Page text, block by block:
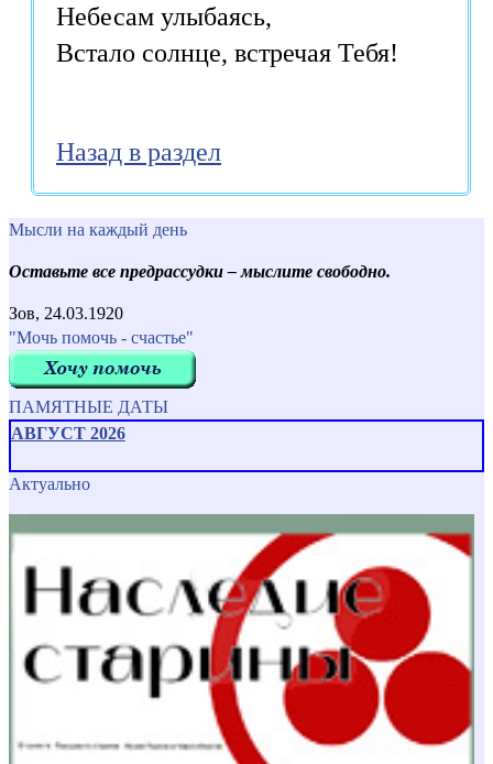
Небесам улыбаясь,
Назад в раздел
Мысли на каждый день
Оставьте все предрассудки – мыслите свободно.
Зов, 24.03.1920
"Мочь помочь - счастье"
ПАМЯТНЫЕ ДАТЫ
АВГУСТ 2026
Актуально